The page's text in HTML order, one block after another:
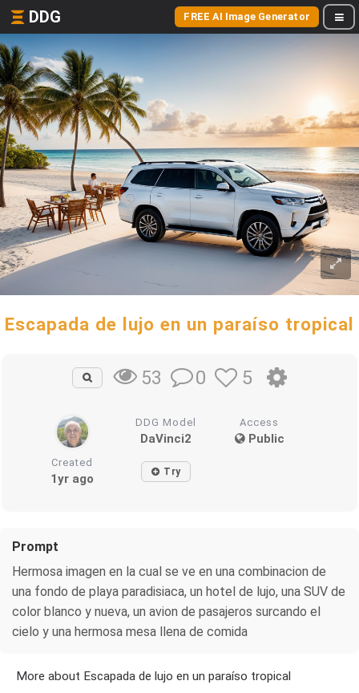
DDG FREE AI Image Generator
Escapada de lujo en un paraíso tropical
53 0 5
DDG Model
DaVinci2
Access
Public
Created
1yr ago Try
Prompt
Hermosa imagen en la cual se ve en una combinacion de
una fondo de playa paradisiaca, un hotel de lujo, una SUV de
color blanco y nueva, un avion de pasajeros surcando el
cielo y una hermosa mesa llena de comida
More about Escapada de lujo en un paraíso tropical